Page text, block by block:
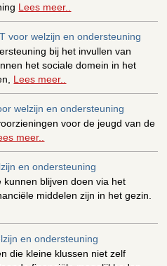
Lees meer..
voor welzijn en ondersteuning
bij het invullen van
het sociale domein in het
Lees meer..
welzijn en ondersteuning
voor de jeugd van de
meer..
en ondersteuning
blijven doen via het
middelen zijn in het gezin.
en ondersteuning
die kleine klussen niet zelf